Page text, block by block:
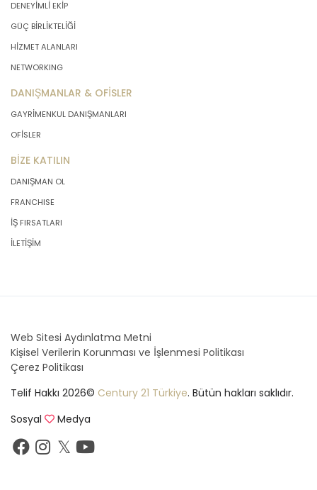
DENEYİMLİ EKİP
GÜÇ BİRLİKTELİĞİ
HİZMET ALANLARI
NETWORKING
DANIŞMANLAR & OFİSLER
GAYRİMENKUL DANIŞMANLARI
OFİSLER
BİZE KATILIN
DANIŞMAN OL
FRANCHISE
İŞ FIRSATLARI
İLETİŞİM
Web Sitesi Aydınlatma Metni
Kişisel Verilerin Korunması ve İşlenmesi Politikası
Çerez Politikası
Telif Hakkı 2026© Century 21 Türkiye. Bütün hakları saklıdır.
Sosyal
Medya